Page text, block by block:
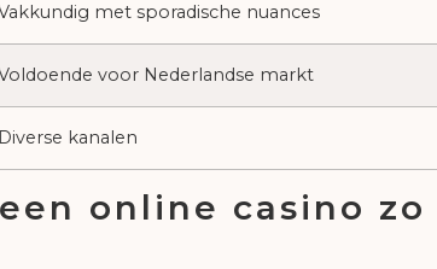
met sporadische nuances
voor Nederlandse markt
Diverse kanalen
online casino zo